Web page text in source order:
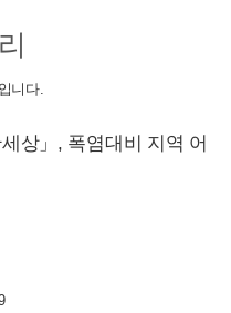
니다.
상」, 폭염대비 지역 어